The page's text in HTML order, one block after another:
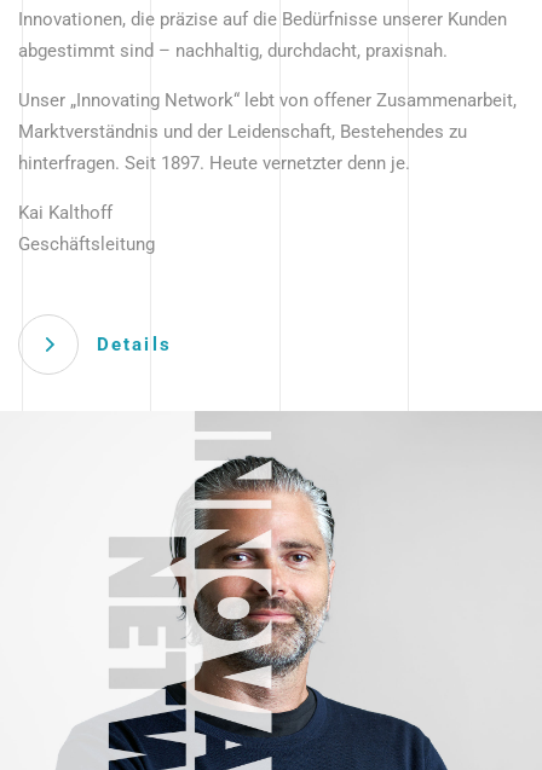
Innovationen, die präzise auf die Bedürfnisse unserer Kunden
abgestimmt sind – nachhaltig, durchdacht, praxisnah.
Unser „Innovating Network“ lebt von offener Zusammenarbeit,
Marktverständnis und der Leidenschaft, Bestehendes zu
hinterfragen. Seit 1897. Heute vernetzter denn je.
Kai Kalthoff
Geschäftsleitung
Details